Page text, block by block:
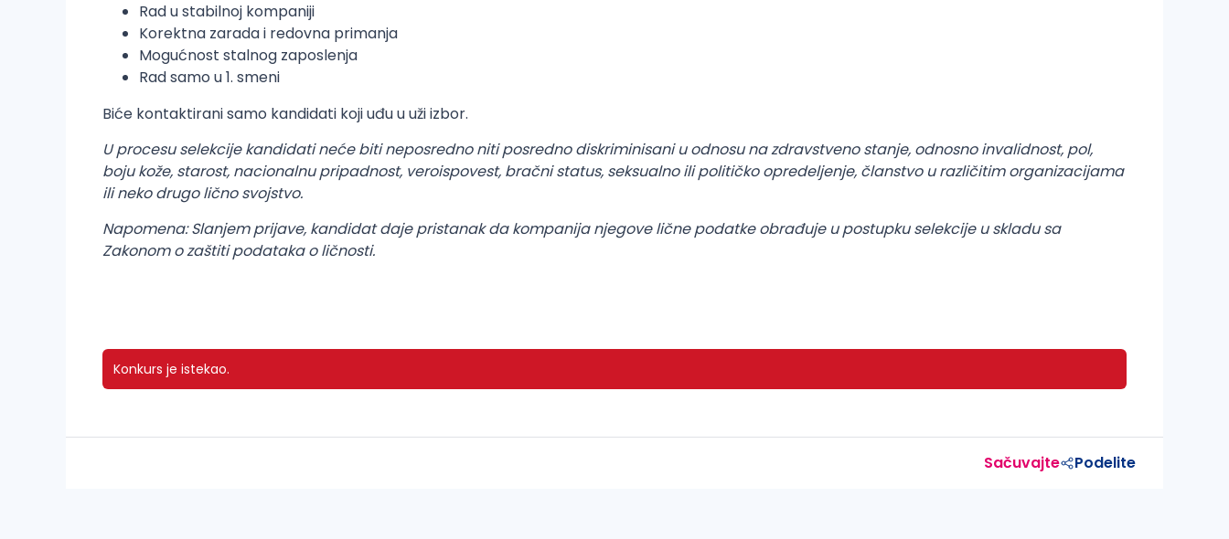
Rad u stabilnoj kompaniji
Korektna zarada i redovna primanja
Mogućnost stalnog zaposlenja
Rad samo u 1. smeni
Biće kontaktirani samo kandidati koji uđu u uži izbor.
U procesu selekcije kandidati neće biti neposredno niti posredno diskriminisani u odnosu na zdravstveno stanje, odnosno invalidnost, pol,
boju kože, starost, nacionalnu pripadnost, veroispovest, bračni status, seksualno ili političko opredeljenje, članstvo u različitim organizacijama
ili neko drugo lično svojstvo.
Napomena: Slanjem prijave, kandidat daje pristanak da kompanija njegove lične podatke obrađuje u postupku selekcije u skladu sa
Zakonom o zaštiti podataka o ličnosti.
Konkurs je istekao.
Sačuvajte Podelite